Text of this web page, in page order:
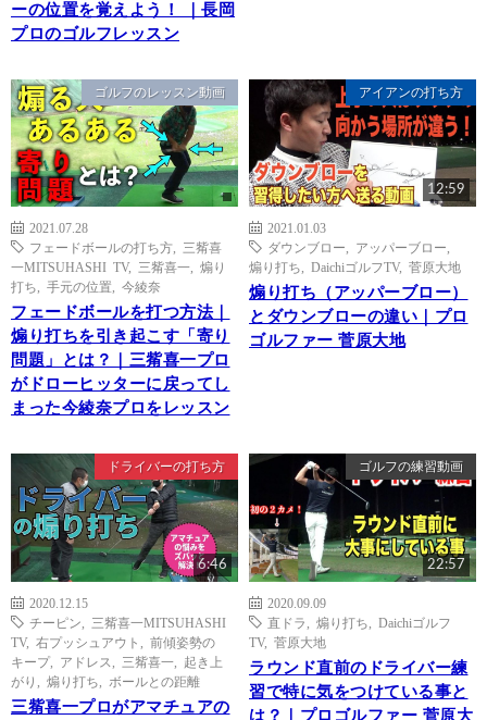
ーの位置を覚えよう！ ｜長岡
プロのゴルフレッスン
ゴルフのレッスン動画
2021.07.28
フェードボールの打ち方
三觜喜
一MITSUHASHI TV, 三觜喜一
煽り
打ち
手元の位置 今綾奈
フェードボールを打つ方法｜
煽り打ちを引き起こす「寄り
問題」とは？｜三觜喜一プロ
がドローヒッターに戻ってし
まった今綾奈プロをレッスン
アイアンの打ち方
12:59
2021.01.03
ダウンブロー
アッパーブロー
煽り打ち
DaichiゴルフTV, 菅原大地
煽り打ち（アッパーブロー）
とダウンブローの違い｜プロ
ゴルファー 菅原大地
ドライバーの打ち方
6:46
2020.12.15
チーピン
三觜喜一MITSUHASHI
TV, 右プッシュアウト
前傾姿勢の
キープ, アドレス 三觜喜一
起き上
がり
煽り打ち ボールとの距離
三觜喜一プロがアマチュアの
ゴルフの練習動画
22:57
2020.09.09
直ドラ
煽り打ち
Daichiゴルフ
TV, 菅原大地
ラウンド直前のドライバー練
習で特に気をつけている事と
は？｜プロゴルファー 菅原大